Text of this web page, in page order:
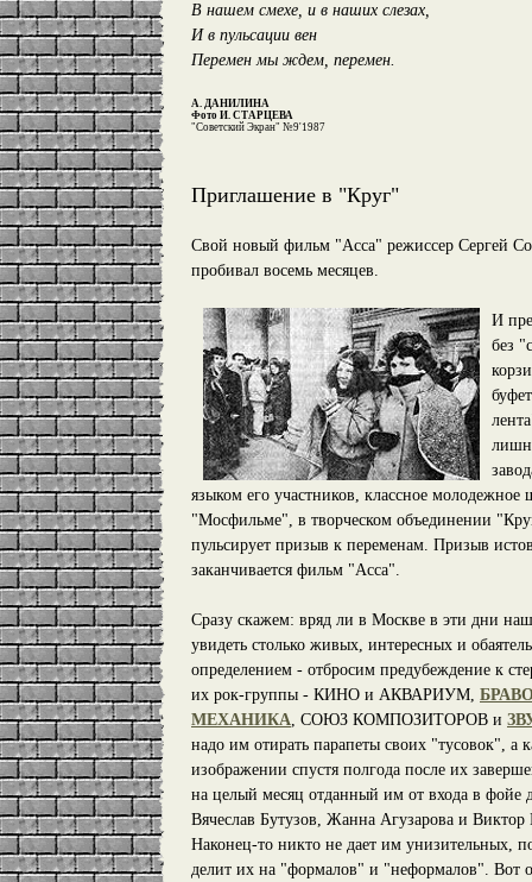
В нашем смехе, и в наших слезах,
И в пульсации вен
Перемен мы ждем, перемен.
А. ДАНИЛИНА
Фото И. СТАРЦЕВА
"Советский Экран" №9'1987
Приглашение в "Круг"
Свой новый фильм "Асса" режиссер Сергей
пробивал восемь месяцев.
И
без
языком его участников, классное
"Мосфильме", в творческом объединении
пульсирует призыв к переменам. Призыв
заканчивается фильм "Асса".
Сразу скажем: вряд ли в Москве в эти дни
увидеть столько живых, интересных и
определением - отбросим предубеждение к
их рок-группы - КИНО и АКВАРИУМ,
МЕХАНИКА, СОЮЗ КОМПОЗИТОРОВ и
надо им отирать парапеты своих "тусовок", а
изображении спустя полгода после их
на целый месяц отданный им от входа в фойе
Вячеслав Бутузов, Жанна Агузарова и
Наконец-то никто не дает им унизительных,
делит их на "формалов" и "неформалов". Вот